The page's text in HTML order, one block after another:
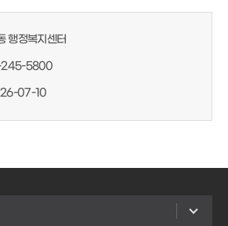
행정복지센터
5800
07-10